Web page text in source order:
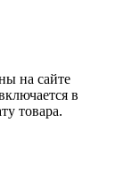
на сайте
в
товара.